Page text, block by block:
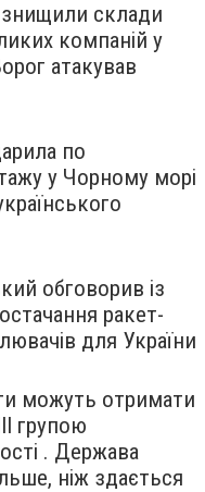
знищили склади
компаній у
атакував
по
у Чорному морі
обговорив із
ракет-
для України
можуть отримати
групою
. Держава
ніж здається